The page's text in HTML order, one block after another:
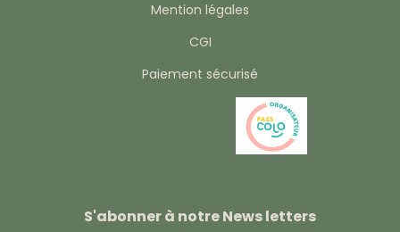
Mention légales
CGI
Paiement sécurisé
S'abonner à notre News letters